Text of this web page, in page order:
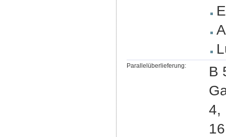
Parallelüberlieferung:
B
4,